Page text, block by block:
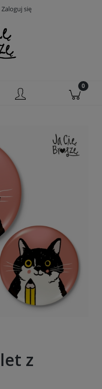
Zaloguj się
z